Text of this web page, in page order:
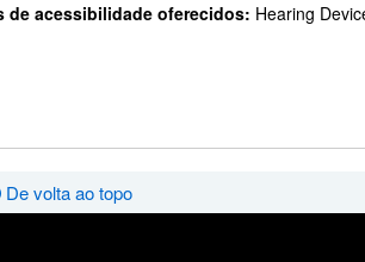
de acessibilidade oferecidos: Hearing
De volta ao topo